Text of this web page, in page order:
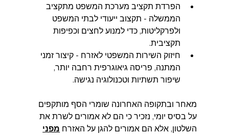
הפרדת תקציב מערכת המשפט מתקציב
הממשלה - תקצוב ייעודי לבתי המשפט
ולפרקליטות, כדי למנוע לחצים וכפיפות
תקציבית.
חיזוק השירות המשפטי לאזרח - קיצור זמני
המתנה, פריסה גיאוגרפית רחבה יותר,
שיפור תשתיות וטכנולוגיה נגישה.
מאחר ובתקופה האחרונה שומרי הסף מותקפים
על בסיס יומי, נזכיר כי הם לא אמורים לשרת את
השלטון, אלא הם אמורים להגן על האזרח מפני